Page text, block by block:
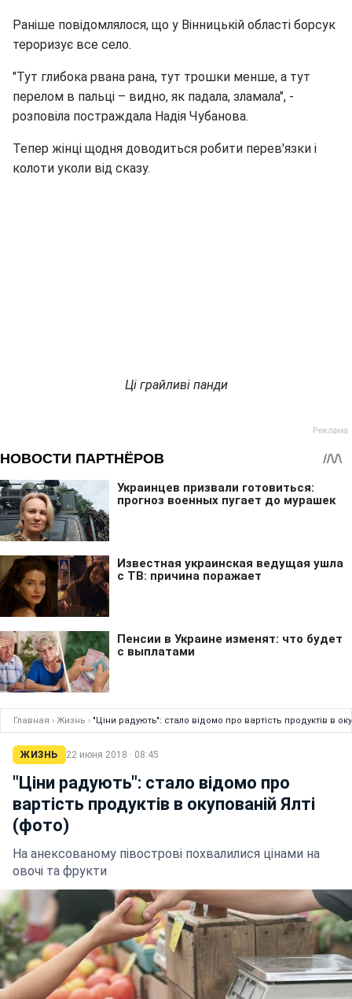
Раніше повідомлялося, що у Вінницькій області борсук
тероризує все село.
"Тут глибока рвана рана, тут трошки менше, а тут
перелом в пальці – видно, як падала, зламала", -
розповіла постраждала Надія Чубанова.
Тепер жінці щодня доводиться робити перев'язки і
колоти уколи від сказу.
Ці грайливі панди
Главная › Жизнь › "Ціни радують": стало відомо про вартість продуктів в
ЖИЗНЬ 22 июня 2018 · 08:45
"Ціни радують": стало відомо про
вартість продуктів в окупованій Ялті
(фото)
На анексованому півострові похвалилися цінами на
овочі та фрукти